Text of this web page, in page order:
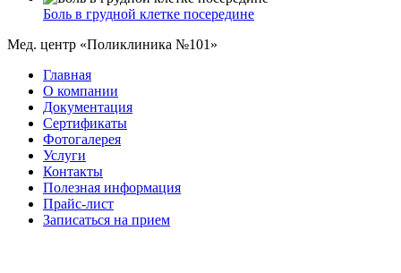
Боль в грудной клетке посередине
Мед. центр «Поликлиника №101»
Главная
О компании
Документация
Сертификаты
Фотогалерея
Услуги
Контакты
Полезная информация
Прайс-лист
Записаться на прием